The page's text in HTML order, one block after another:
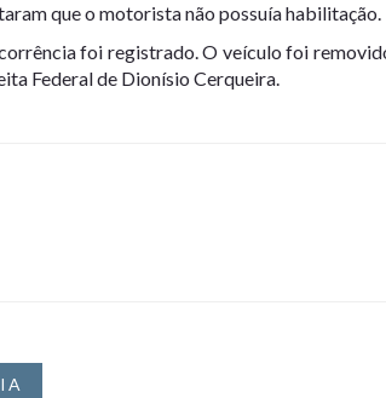
que o motorista não possuía habilitação.
foi registrado. O veículo foi
Federal de Dionísio Cerqueira.